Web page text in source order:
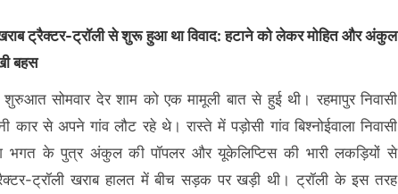
ट्रैक्टर-ट्रॉली से शुरू हुआ था विवाद: हटाने को लेकर मोहित और अंकुल
बहस
सोमवार देर शाम को एक मामूली बात से हुई थी। रहमापुर निवासी
कार से अपने गांव लौट रहे थे। रास्ते में पड़ोसी गांव बिश्नोईवाला निवासी
भगत के पुत्र अंकुल की पॉपलर और यूकेलिप्टिस की भारी लकड़ियों से
ट्रॉली खराब हालत में बीच सड़क पर खड़ी थी। ट्रॉली के इस तरह